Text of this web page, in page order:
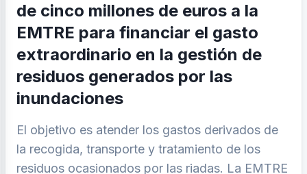
de cinco millones de euros a la
EMTRE para financiar el gasto
extraordinario en la gestión de
residuos generados por las
inundaciones
El objetivo es atender los gastos derivados de
la recogida, transporte y tratamiento de los
residuos ocasionados por las riadas. La EMTRE